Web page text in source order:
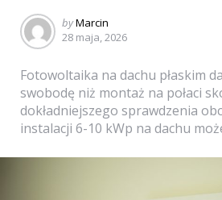
Posted
by
byMarcin
28 maja, 2026
Fotowoltaika na dachu płaskim
swobodę niż montaż na połaci
dokładniejszego sprawdzenia
instalacji 6-10 kWp na dachu